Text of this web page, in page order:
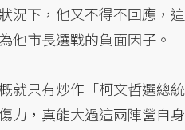
況下，他又不得不回應，
他市長選戰的負面因子。
就只有炒作「柯文哲選總
力，真能大過這兩陣營自